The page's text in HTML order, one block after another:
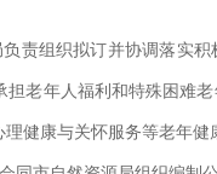
责组织拟订并协调落实
老年人福利和特殊困难
健康与关怀服务等老年健